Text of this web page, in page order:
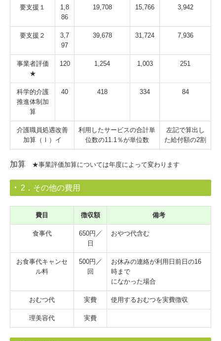
要支援１
1,8
86
19,708 15,766 3,942
要支援２
3,7
97
39,678 31,724 7,936
事業者評価
★
120 1,254 1,003 251
科学的介護
推進体制加
算
40 418 334 84
介護職員処遇改善
加算（Ⅰ）イ
利用したサービスの合計単
位数の11.1％が単位数
左記で算出し
た給付額の2割
加算 ★事業評価加算については年度によって変わります
2．その他の費用
費目 徴収額 備考
食事代
650円／
日
おやつ代含む
お食事代キャンセ
ル料
500円／
回
お休みの連絡が利用日前日の16
時まで
になかった場合
おむつ代 実費 使用するおむつを実費徴収
理美容代 実費